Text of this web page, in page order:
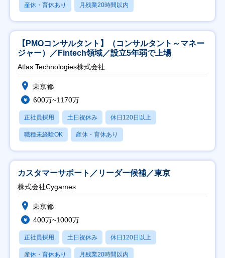
産休・育休あり 月残業20時間以内
【PMOコンサルタント】（コンサルタント～マネー
ジャー）／Fintech領域／設立5年弱で上場
Atlas Technologies株式会社
東京都
600万~1170万
正社員採用 土日祝休み 休日120日以上
職種未経験OK 産休・育休あり
カスタマーサポート／リーダー候補／東京
株式会社Cygames
東京都
400万~1000万
正社員採用 土日祝休み 休日120日以上
産休・育休あり 月残業20時間以内